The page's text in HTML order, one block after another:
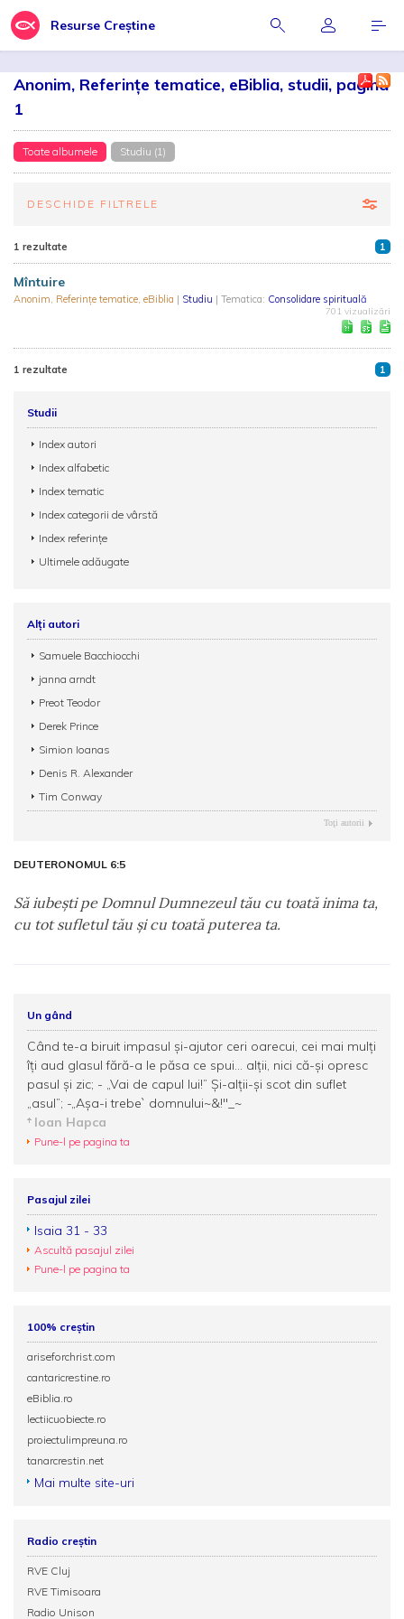
Resurse Creștine
Anonim, Referinţe tematice, eBiblia, studii, pagina
1
Toate albumele Studiu (1)
DESCHIDE FILTRELE
1 rezultate 1
Mîntuire
Anonim, Referinţe tematice, eBiblia | Studiu | Tematica: Consolidare spirituală
701 vizualizări
1 rezultate 1
Studii
Index autori
Index alfabetic
Index tematic
Index categorii de vârstă
Index referințe
Ultimele adăugate
Alți autori
Samuele Bacchiocchi
janna arndt
Preot Teodor
Derek Prince
Simion Ioanas
Denis R. Alexander
Tim Conway
Toţi autorii
DEUTERONOMUL 6:5
Să iubeşti pe Domnul Dumnezeul tău cu toată inima ta,
cu tot sufletul tău şi cu toată puterea ta.
Un gând
Când te-a biruit impasul și-ajutor ceri oarecui, cei mai mulți
îți aud glasul fără-a le păsa ce spui... alții, nici că-și opresc
pasul și zic; - „Vai de capul lui!” Și-alții-și scot din suflet
„asul”; -„Așa-i trebe` domnului~&!"_~
Ioan Hapca
Pune-l pe pagina ta
Pasajul zilei
Isaia 31 - 33
Ascultă pasajul zilei
Pune-l pe pagina ta
100% creștin
ariseforchrist.com
cantaricrestine.ro
eBiblia.ro
lectiicuobiecte.ro
proiectulimpreuna.ro
tanarcrestin.net
Mai multe site-uri
Radio creștin
RVE Cluj
RVE Timisoara
Radio Unison